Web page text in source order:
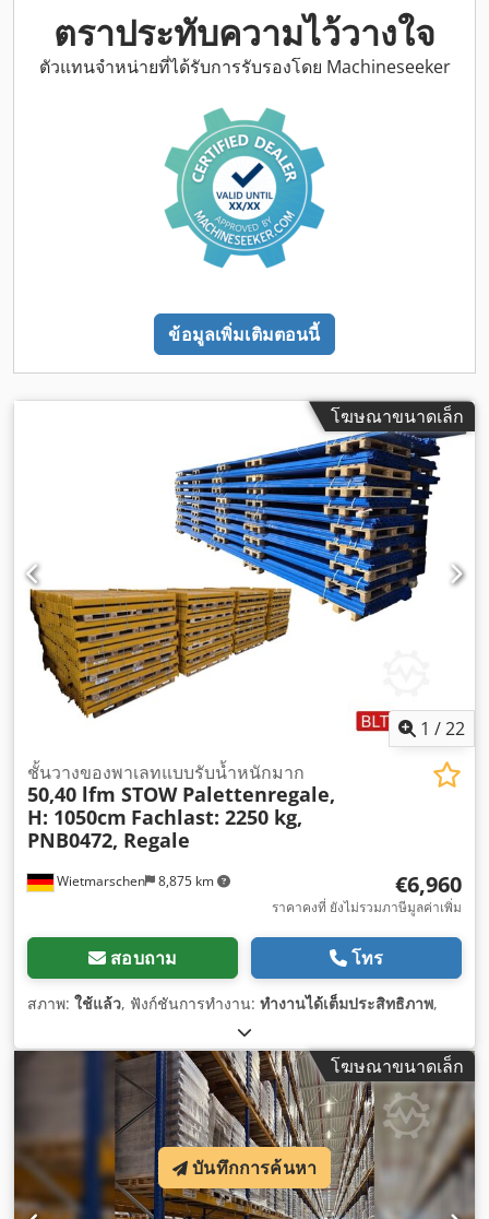
ตราประทับความไว้วางใจ
ตัวแทนจำหน่ายที่ได้รับการรับรองโดย Machineseeker
ข้อมูลเพิ่มเติมตอนนี้
โฆษณาขนาดเล็ก
1 /22
Wietmarschen 8,875 km
ชั้นวางของพาเลทแบบรับน้ำหนักมาก
50,40 lfm STOW Palettenregale,
H: 1050cm Fachlast: 2250 kg,
PNB0472, Regale
€6,960
ราคาคงที่ ยังไม่รวมภาษีมูลค่าเพิ่ม
สอบถาม โทร
สภาพ: ใช้แล้ว, ฟังก์ชันการทำงาน: ทำงานได้เต็มประสิทธิภาพ,
โฆษณาขนาดเล็ก
บันทึกการค้นหา